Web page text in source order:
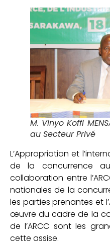
M. Vinyo Koffi
au Secteur Privé
L’Appropriation et
de la concurrence
collaboration entre
nationales de la
les parties prenantes et
œuvre du cadre de la
de l’ARCC sont les
cette assise.